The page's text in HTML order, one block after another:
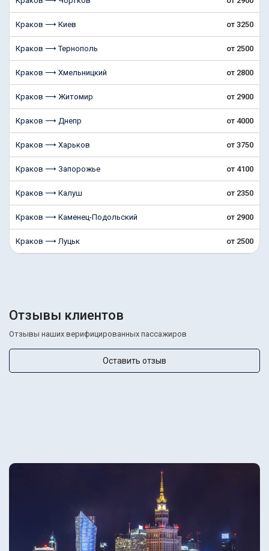
Краков ⟶ Киев от 3250
Краков ⟶ Тернополь от 2500
Краков ⟶ Хмельницкий от 2800
Краков ⟶ Житомир от 2900
Краков ⟶ Днепр от 4000
Краков ⟶ Харьков от 3750
Краков ⟶ Запорожье от 4100
Краков ⟶ Калуш от 2350
Краков ⟶ Каменец-Подольский от 2900
Краков ⟶ Луцьк от 2500
Отзывы клиентов
Отзывы наших верифицированных пассажиров
Оставить отзыв